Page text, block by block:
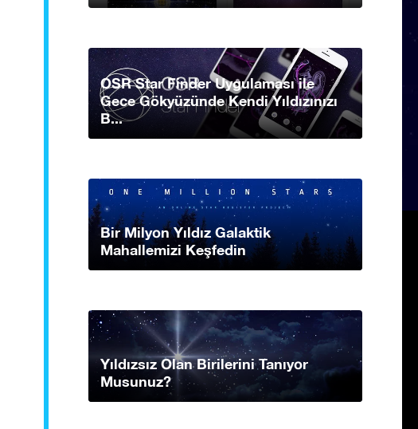
OSR Star Finder Uygulaması ile
Gece Gökyüzünde Kendi Yıldızınızı
B...
Bir Milyon Yıldız Galaktik
Mahallemizi Keşfedin
Yıldızsız Olan Birilerini Tanıyor
Musunuz?